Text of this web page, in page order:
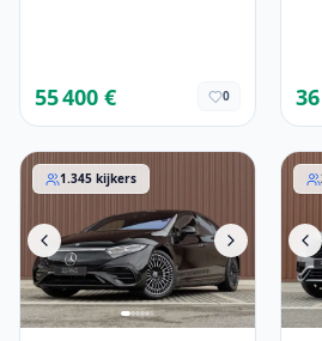
55 400 € 0
Mercedes-Benz EQS 2023
1.345 kijkers